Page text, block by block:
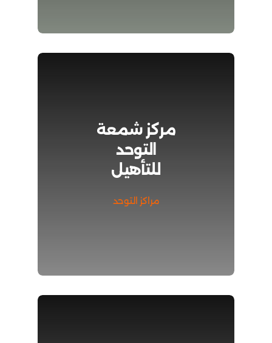
مركز شمعة
التوحد
للتأهيل
مراكز التوحد